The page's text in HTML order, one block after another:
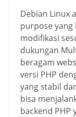
Debian Linux
purpose yang
modifikasi
dukungan
beragam
versi PHP
yang stabil
bisa
backend PHP